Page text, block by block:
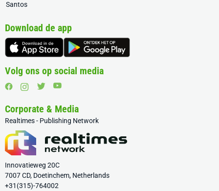
Santos
Download de app
Volg ons op social media
Corporate & Media
Realtimes - Publishing Network
Innovatieweg 20C
7007 CD, Doetinchem, Netherlands
+31(315)-764002